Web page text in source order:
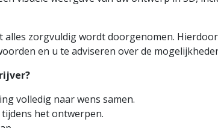
zorgvuldig wordt doorgenomen.
en u te adviseren over de
volledig naar wens samen.
het ontwerpen.